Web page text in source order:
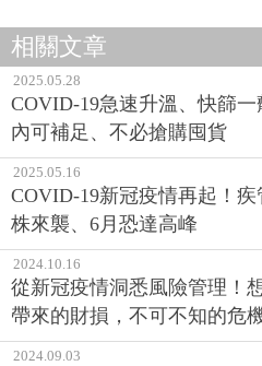
相關文章
2025.05.28
COVID-19急速升溫、快篩
內可補足、不必搶購囤貨
2025.05.16
COVID-19新冠疫情再起！
株來襲、6月恐達高峰
2024.10.16
從新冠疫情洞悉風險管理！
帶來的財損，不可不知的危
2024.09.03